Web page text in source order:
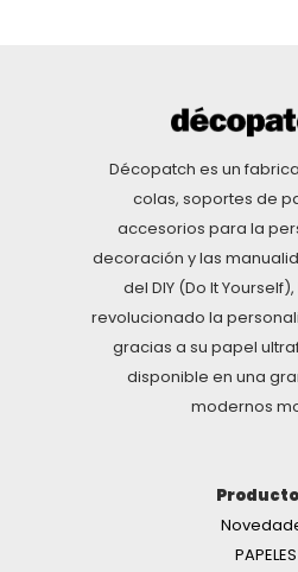
Décopatch es un
colas, soportes de
accesorios para la
decoración y las
del DIY (Do It
revolucionado la
gracias a su papel
disponible en una
modernos
PAPELES